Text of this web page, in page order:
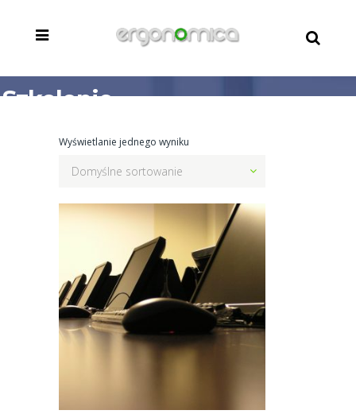
Szkolenie
Wyświetlanie jednego wyniku
Domyślne sortowanie